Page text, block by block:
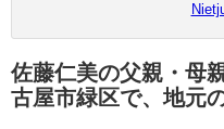
佐藤仁美の父親・母
古屋市緑区で、地元